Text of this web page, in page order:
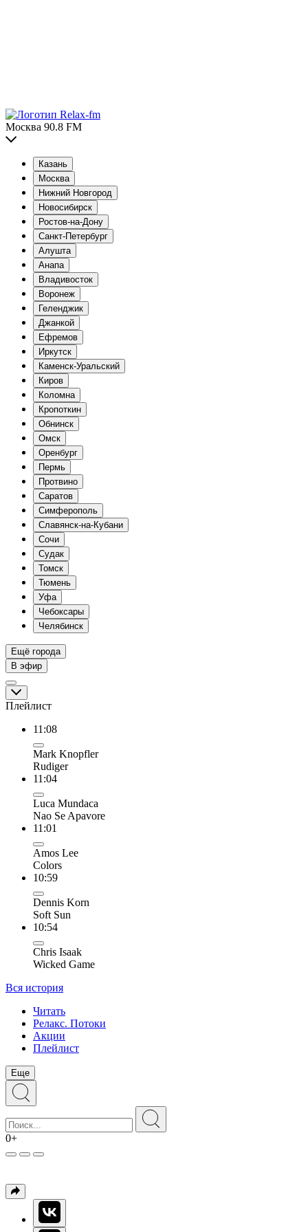
Москва 90.8 FM
Казань
Москва
Нижний Новгород
Новосибирск
Ростов-на-Дону
Санкт-Петербург
Алушта
Анапа
Владивосток
Воронеж
Геленджик
Джанкой
Ефремов
Иркутск
Каменск-Уральский
Киров
Коломна
Кропоткин
Обнинск
Омск
Оренбург
Пермь
Протвино
Саратов
Симферополь
Славянск-на-Кубани
Сочи
Судак
Томск
Тюмень
Уфа
Чебоксары
Челябинск
Ещё города
В эфир
Плейлист
11:08
Mark Knopfler
Rudiger
11:04
Luca Mundaca
Nao Se Apavore
11:01
Amos Lee
Colors
10:59
Dennis Korn
Soft Sun
10:54
Chris Isaak
Wicked Game
Вся история
Читать
Релакс. Потоки
Акции
Плейлист
Еще
0+